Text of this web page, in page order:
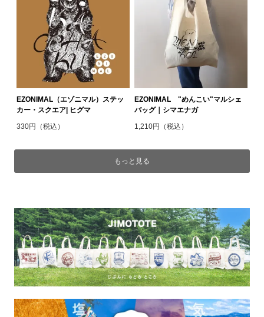
EZONIMAL（エゾニマル）ステッ
カー・スクエア| ヒグマ
330円（税込）
EZONIMAL "めんこい"マルシェ
バッグ｜シマエナガ
1,210円（税込）
もっと見る